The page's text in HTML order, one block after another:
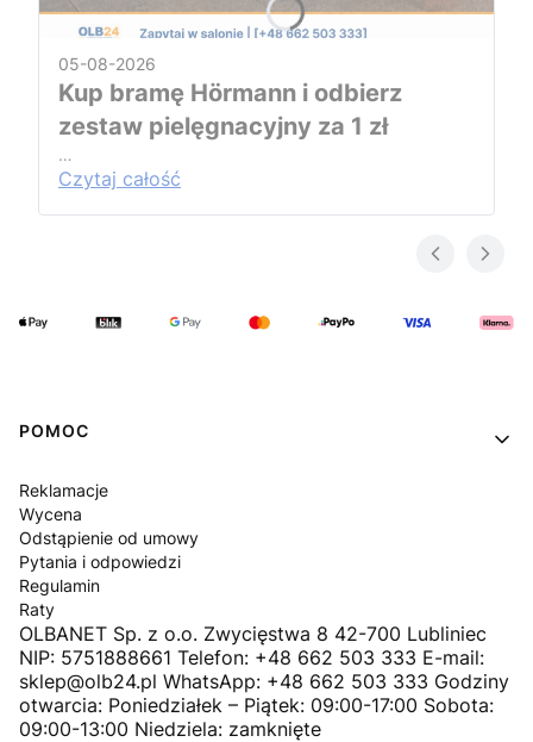
05-08-2026
Kup bramę Hörmann i odbierz
zestaw pielęgnacyjny za 1 zł
…
Czytaj całość
Linki w stopce
POMOC
Reklamacje
Wycena
Odstąpienie od umowy
Pytania i odpowiedzi
Regulamin
Raty
OLBANET Sp. z o.o. Zwycięstwa 8 42-700 Lubliniec
NIP: 5751888661 Telefon: +48 662 503 333 E-mail:
sklep@olb24.pl WhatsApp: +48 662 503 333 Godziny
otwarcia: Poniedziałek – Piątek: 09:00-17:00 Sobota:
09:00-13:00 Niedziela: zamknięte